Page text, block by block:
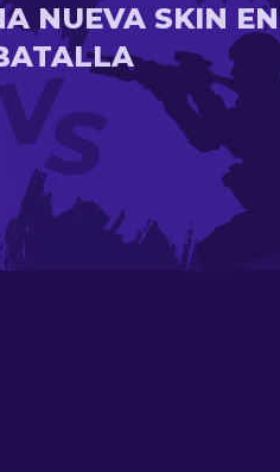
NUEVA SKIN EN